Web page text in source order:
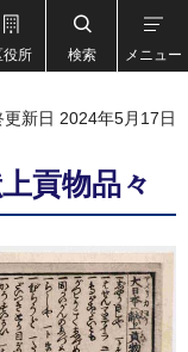
役所 検索 メニュー
更新日 2024年5月17日
貢物品々